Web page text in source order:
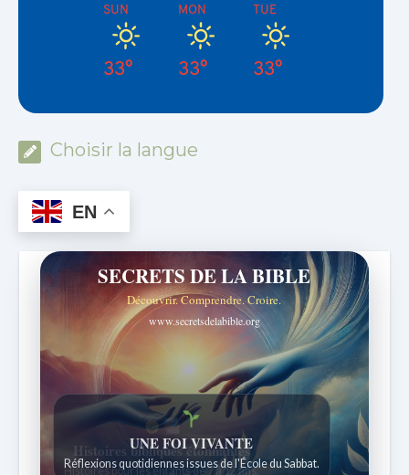
SUN
33°
MON
33°
TUE
33°
Choisir la langue
EN
SECRETS DE LA BIBLE
Découvrir. Comprendre. Croire.
www.secretsdelabible.org
Histoires bibliques étonnantes
Histoires pour les enfants de 7 à 12 ans.